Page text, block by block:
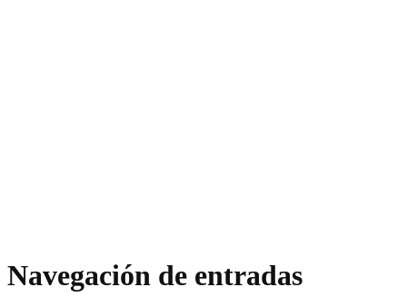
Navegación de entradas